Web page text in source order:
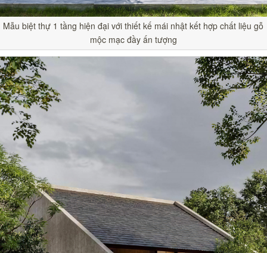
Mẫu biệt thự 1 tầng hiện đại với thiết kế mái nhật kết hợp chất liệu gỗ
mộc mạc đầy ấn tượng